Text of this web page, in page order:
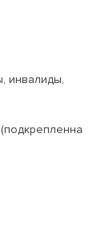
инвалиды,